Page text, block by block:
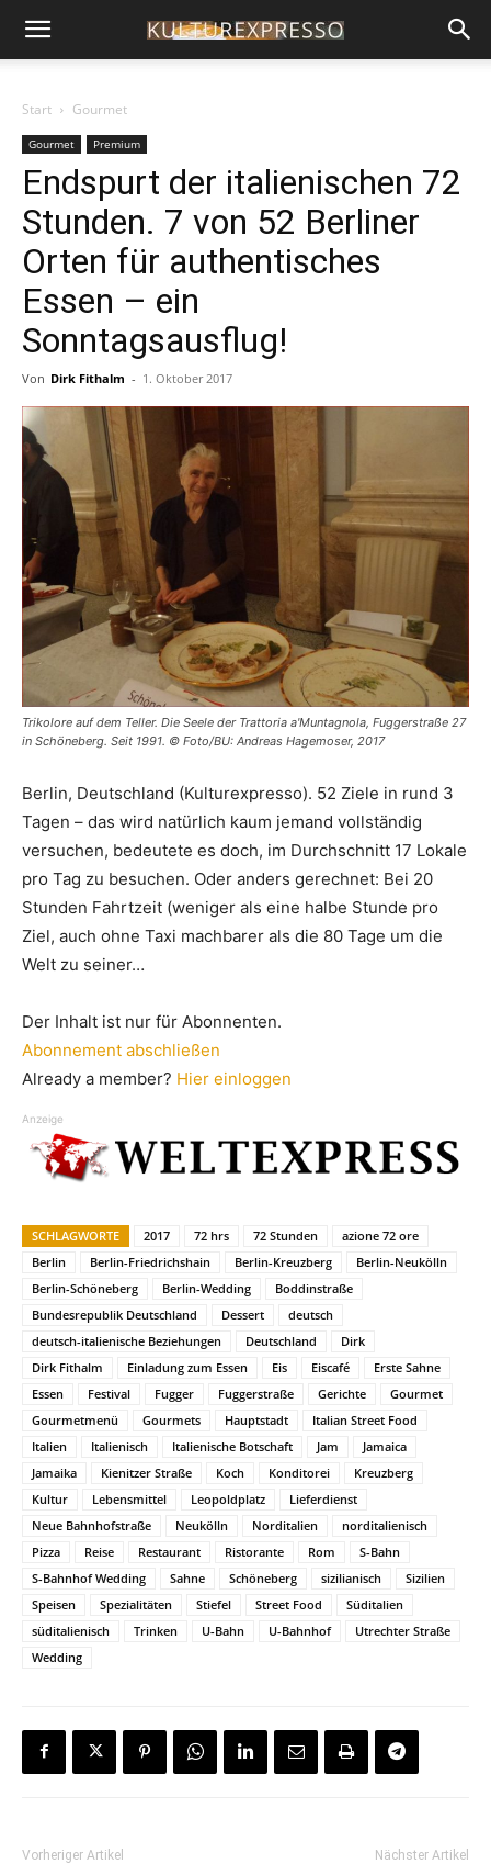
Start Gourmet
Gourmet Premium
Endspurt der italienischen 72
Stunden. 7 von 52 Berliner
Orten für authentisches
Essen – ein
Sonntagsausflug!
Von Dirk Fithalm - 1. Oktober 2017
Trikolore auf dem Teller. Die Seele der Trattoria a'Muntagnola, Fuggerstraße 27
in Schöneberg. Seit 1991. © Foto/BU: Andreas Hagemoser, 2017
Berlin, Deutschland (Kulturexpresso). 52 Ziele in rund 3
Tagen – das wird natürlich kaum jemand vollständig
versuchen, bedeutete es doch, im Durchschnitt 17 Lokale
pro Tag zu besuchen. Oder anders gerechnet: Bei 20
Stunden Fahrtzeit (weniger als eine halbe Stunde pro
Ziel, auch ohne Taxi machbarer als die 80 Tage um die
Welt zu seiner…
Der Inhalt ist nur für Abonnenten.
Abonnement abschließen
Already a member? Hier einloggen
Anzeige
SCHLAGWORTE 2017 72 hrs 72 Stunden
azione 72 ore
Berlin
Berlin-Friedrichshain Berlin-Kreuzberg
Berlin-Neukölln
Berlin-Schöneberg
Berlin-Wedding
Boddinstraße
Bundesrepublik Deutschland
Dessert
deutsch
deutsch-italienische Beziehungen
Deutschland
Dirk
Dirk Fithalm
Einladung zum Essen Eis Eiscafé
Erste Sahne
Essen
Festival Fugger Fuggerstraße Gerichte
Gourmet
Gourmetmenü
Gourmets Hauptstadt
Italian Street Food
Italien
Italienisch Italienische Botschaft Jam
Jamaica
Jamaika
Kienitzer Straße Koch Konditorei
Kreuzberg
Kultur
Lebensmittel Leopoldplatz
Lieferdienst
Neue Bahnhofstraße
Neukölln Norditalien
norditalienisch
Pizza
Reise Restaurant Ristorante Rom
S-Bahn
S-Bahnhof Wedding
Sahne Schöneberg sizilianisch
Sizilien
Speisen
Spezialitäten Stiefel Street Food
Süditalien
süditalienisch
Trinken U-Bahn U-Bahnhof
Utrechter Straße
Wedding
Vorheriger Artikel Nächster Artikel